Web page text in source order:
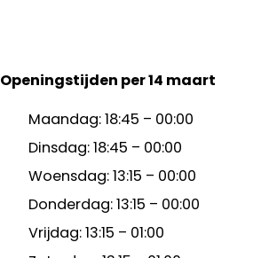
Openingstijden per 14 maart
Maandag: 18:45 – 00:00
Dinsdag: 18:45 – 00:00
Woensdag: 13:15 – 00:00
Donderdag: 13:15 – 00:00
Vrijdag: 13:15 – 01:00